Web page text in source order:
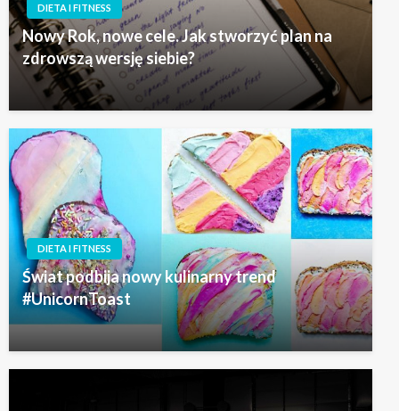
DIETA I FITNESS
Nowy Rok, nowe cele. Jak stworzyć plan na
zdrowszą wersję siebie?
DIETA I FITNESS
Świat podbija nowy kulinarny trend
#UnicornToast